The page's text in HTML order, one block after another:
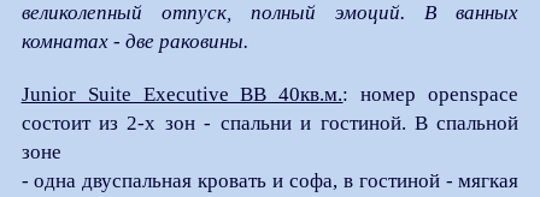
великолепный отпуск, полный эмоций. В ванных
комнатах - две раковины.
Junior Suite Executive BB 40кв.м.: номер openspace
состоит из 2-х зон - спальни и гостиной. В спальной
зоне
- одна двуспальная кровать и софа, в гостиной - мягкая